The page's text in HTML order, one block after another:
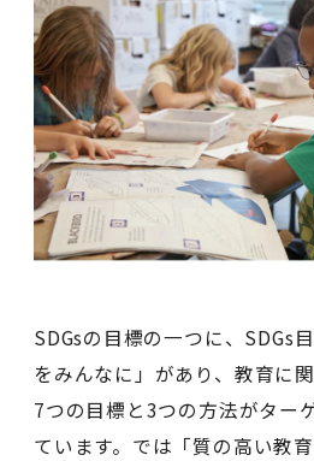
SDGsの目標の一つに、SDGs
をみんなに」があり、教育に
7つの目標と3つの方法がター
ています。では「質の高い教